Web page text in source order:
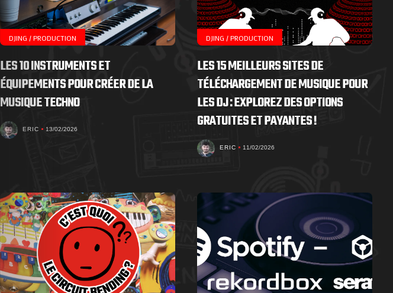
DJING / PRODUCTION
LES 10 INSTRUMENTS ET
ÉQUIPEMENTS POUR CRÉER DE LA
MUSIQUE TECHNO
ERIC 13/02/2026
DJING / PRODUCTION
LES 15 MEILLEURS SITES DE
TÉLÉCHARGEMENT DE MUSIQUE POUR
LES DJ : EXPLOREZ DES OPTIONS
GRATUITES ET PAYANTES !
ERIC 11/02/2026